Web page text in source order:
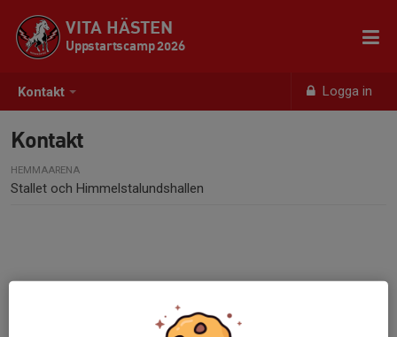
Kontakt Logga in
VITA HÄSTEN
Uppstartscamp 2026
Kontakt
HEMMAARENA
Stallet och Himmelstalundshallen